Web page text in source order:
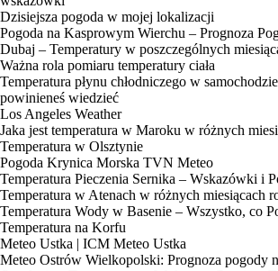
Dzisiejsza pogoda w mojej lokalizacji
Pogoda na Kasprowym Wierchu – Prognoza
Dubaj – Temperatury w poszczególnych
Ważna rola pomiaru temperatury ciała
Temperatura płynu chłodniczego w
powinieneś wiedzieć
Los Angeles Weather
Jaka jest temperatura w Maroku w różnych
Temperatura w Olsztynie
Pogoda Krynica Morska TVN Meteo
Temperatura Pieczenia Sernika – Wskazówki i
Temperatura w Atenach w różnych miesiącach
Temperatura Wody w Basenie – Wszystko, co
Temperatura na Korfu
Meteo Ustka | ICM Meteo Ustka
Meteo Ostrów Wielkopolski: Prognoza pogody